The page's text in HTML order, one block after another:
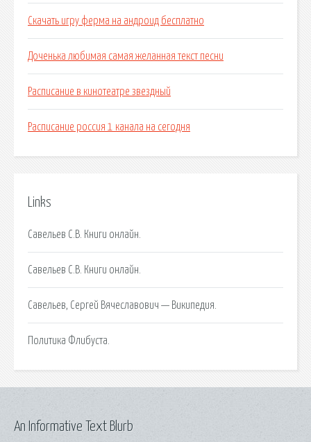
Скачать игру ферма на андроид бесплатно
Доченька любимая самая желанная текст песни
Расписание в кинотеатре звездный
Расписание россия 1 канала на сегодня
Links
Савельев С.В. Книги онлайн.
Савельев С.В. Книги онлайн.
Савельев, Сергей Вячеславович — Википедия.
Политика Флибуста.
An Informative Text Blurb